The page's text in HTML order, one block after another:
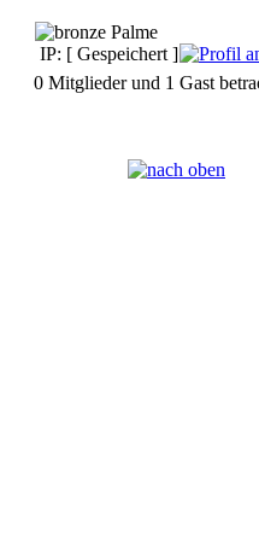
IP: [ Gespeichert ]
0 Mitglieder und 1 Gast